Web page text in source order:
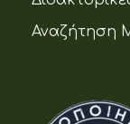
Αναζήτηση